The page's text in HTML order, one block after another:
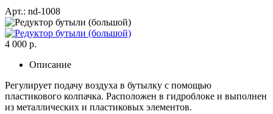
Арт.: nd-1008
4 000 р.
Описание
Регулирует подачу воздуха в бутылку с помощью
пластикового колпачка. Расположен в гидроблоке и выполнен
из металлических и пластиковых элементов.